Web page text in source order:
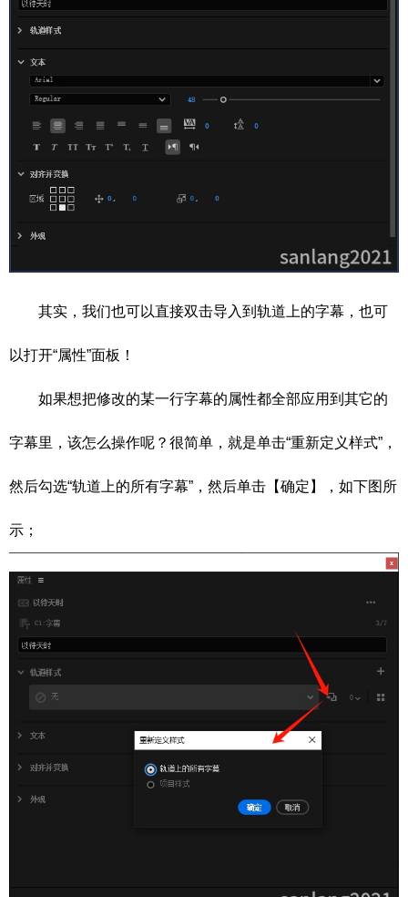
其实，我们也可以直接双击导入到轨道上的字幕，也可
以打开“属性”面板！
如果想把修改的某一行字幕的属性都全部应用到其它的
字幕里，该怎么操作呢？很简单，就是单击“重新定义样式”，
然后勾选“轨道上的所有字幕”，然后单击【确定】，如下图所
示；